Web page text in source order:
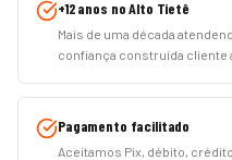
+12 anos no Alto Tietê
Mais de uma década
confiança construída cliente
Pagamento facilitado
Aceitamos Pix, débito,